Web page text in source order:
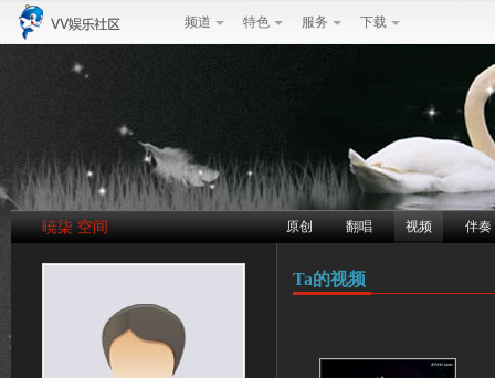
频道 特色 服务 下载
暁柒 空间 原创 翻唱 视频 伴奏
Ta的视频